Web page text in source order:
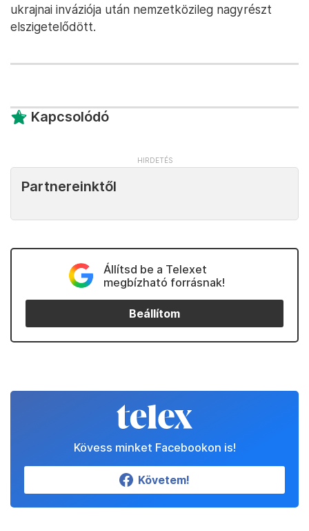
ukrajnai inváziója után nemzetközileg nagyrészt
elszigetelődött.
Kapcsolódó
Partnereinktől
Állítsd be a Telexet
megbízható forrásnak!
Beállítom
Kövess minket Facebookon is!
Követem!